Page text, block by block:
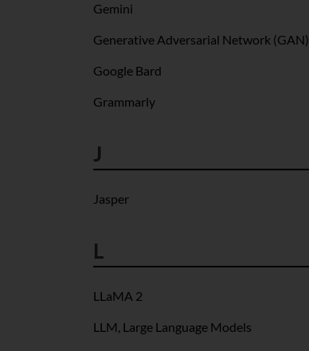
Gemini
Generative Adversarial Network (GAN)
Google Bard
Grammarly
J
Jasper
L
LLaMA 2
LLM, Large Language Models